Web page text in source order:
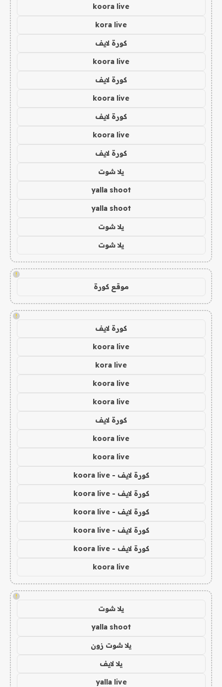
koora live
kora live
كورة لايف
koora live
كورة لايف
koora live
كورة لايف
koora live
كورة لايف
يلا شوت
yalla shoot
yalla shoot
يلا شوت
يلا شوت
!
موقع كورة
!
كورة لايف
koora live
kora live
koora live
koora live
كورة لايف
koora live
koora live
كورة لايف - koora live
كورة لايف - koora live
كورة لايف - koora live
كورة لايف - koora live
كورة لايف - koora live
koora live
!
يلا شوت
yalla shoot
يلا شوت زون
يلا لايف
yalla live